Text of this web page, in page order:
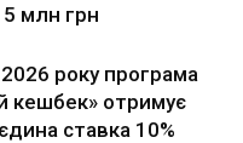
млн грн
року програма
кешбек» отримує
ставка 10%